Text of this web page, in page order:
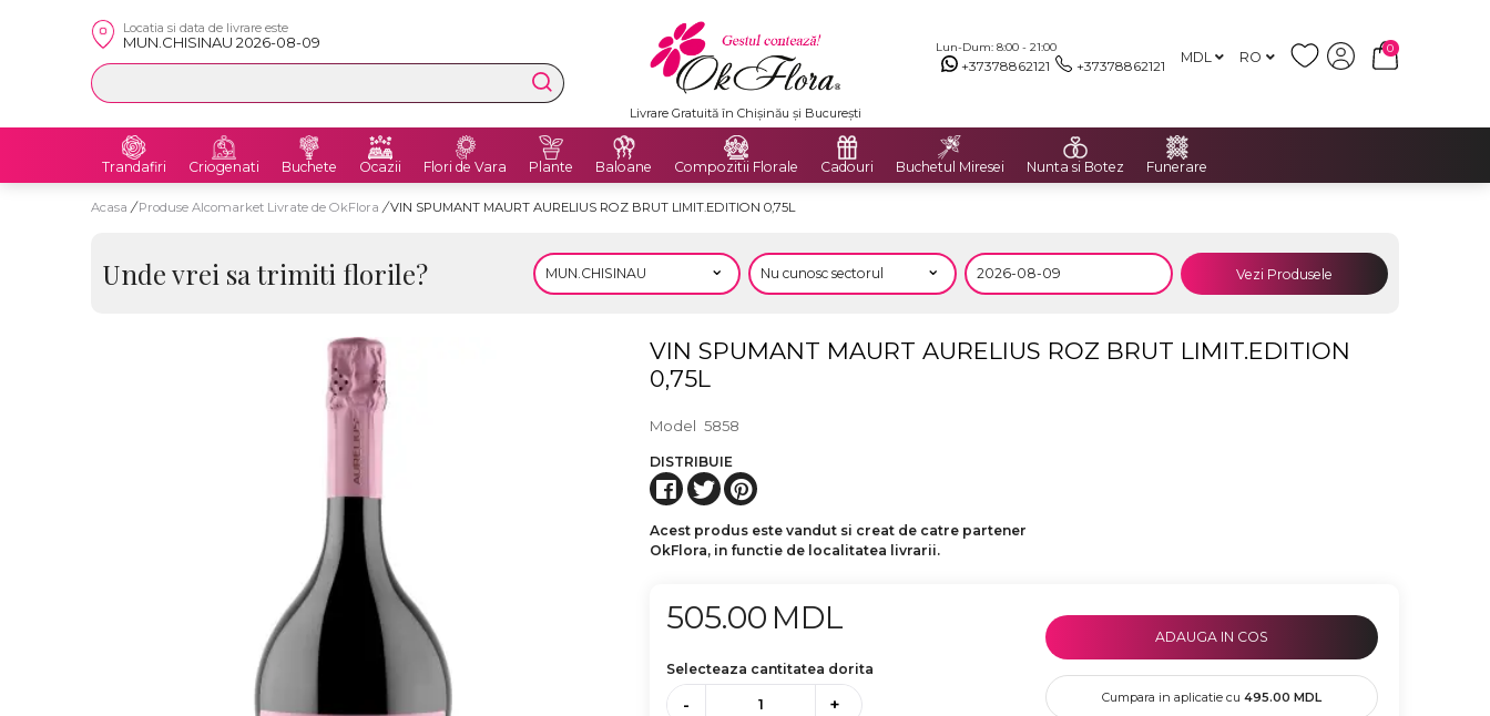
Locatia si data de livrare este
MUN.CHISINAU 2026-08-09 Lun-Dum: 8:00 - 21:00
+37378862121 +37378862121 MDL RO
0
Livrare Gratuită în Chișinău și București
Trandafiri Criogenati Buchete Ocazii Flori de Vara Plante Baloane Compozitii Florale Cadouri Buchetul Miresei Nunta si Botez Funerare
Acasa / Produse Alcomarket Livrate de OkFlora / VIN SPUMANT MAURT AURELIUS ROZ BRUT LIMIT.EDITION 0,75L
Unde vrei sa trimiti florile? Vezi Produsele
VIN SPUMANT MAURT AURELIUS ROZ BRUT LIMIT.EDITION
0,75L
Model 5858
DISTRIBUIE
Acest produs este vandut si creat de catre partener
OkFlora, in functie de localitatea livrarii.
505.00 MDL
Selecteaza cantitatea dorita
- +
ADAUGA IN COS
Cumpara in aplicatie cu495.00 MDL